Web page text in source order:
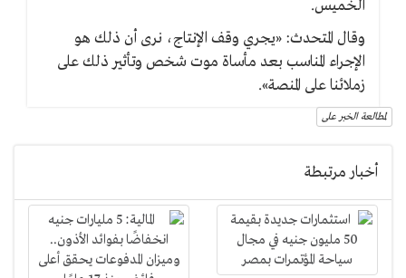
الخميس.
وقال المتحدث: «يجري وقف الإنتاج، نرى أن ذلك هو
الإجراء المناسب بعد مأساة موت شخص وتأثير ذلك على
زملائنا على المنصة».
لمطالعة الخبر على
أخبار مرتبطة